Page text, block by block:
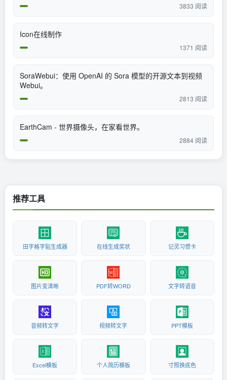
3833 阅读
Icon在线制作
1371 阅读
SoraWebui：使用 OpenAI 的 Sora 模型的开源文本到视频
Webui。
2813 阅读
EarthCam - 世界摄像头，在家看世界。
2884 阅读
推荐工具
田字格字贴生成器 在线生成奖状 记灵习惯卡
图片变清晰 PDF转WORD 文字转语音
音频转文字 视频转文字 PPT模板
Excel模板 个人简历模板 寸照换底色